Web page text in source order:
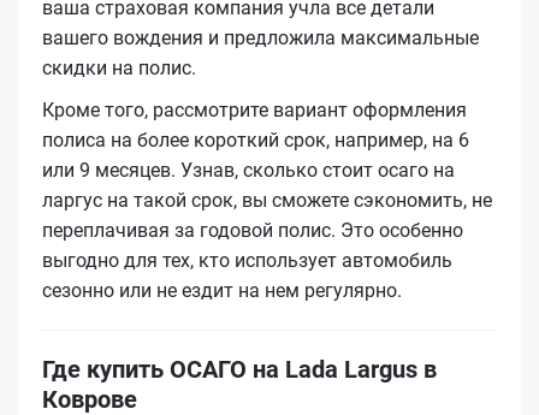
ваша страховая компания учла все детали
вашего вождения и предложила максимальные
скидки на полис.
Кроме того, рассмотрите вариант оформления
полиса на более короткий срок, например, на 6
или 9 месяцев. Узнав, сколько стоит осаго на
ларгус на такой срок, вы сможете сэкономить, не
переплачивая за годовой полис. Это особенно
выгодно для тех, кто использует автомобиль
сезонно или не ездит на нем регулярно.
Где купить ОСАГО на Lada Largus в
Коврове